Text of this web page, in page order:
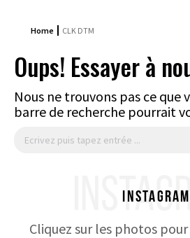
Home CLK DTM
Oups! Essayer à
Nous ne trouvons pas ce que
barre de recherche pourrait
Search:
Instagram
Cliquez sur les photos